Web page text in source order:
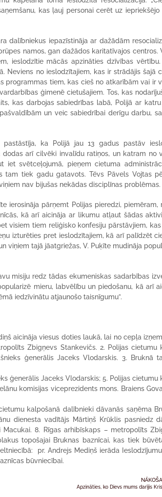
kas ļauj personai cerēt uz
dalībniekus iepazīstināja ar dažādām
namos, gan dažādos karitatīvajos centros.
ieslodzītie mācās apzināties dzīvības
Neviens no ieslodzītajiem, kas ir strādājis šajā
programmas tiem, kas cieš no atkarībām vai ir
ģimenē cietušajiem. Tos, kas
kas darbojas sabiedrības labā, Polijā ar
un veic sabiedrībai derīgu darbu,
ka Polijā jau 13 gadus pastāv
arī cilvēki invalīdu ratiņos, un katram no
svētceļojumā, pieņem cietuma
tam tiek gadu gatavots. Tēvs Pāvels Vojtas
nav bijušas nekādas disciplīnas problēmas.
ierosināja pārņemt Polijas pieredzi, piemēram,
kā arī aicināja ar likumu atļaut šādas
visiem tiem reliģisko konfesiju pārstāvjiem,
izturēties pret ieslodzītajiem, kā arī palīdzēt
viņiem tajā jāatgriežas, V. Puķīte mudināja
misiju redz tādas ekumeniskas sadarbības
mieru, labvēlību un piedošanu, kā arī
iedzīvinātu atjaunošo taisnīgumu”.
aicināja viesus doties laukā, lai no cepļa
Zbigņevs Stankevičs. 2. Polijas cietumu
ģenerālis Jaceks Vlodarskis. 3. Bruknā
ģenerālis Jaceks Vlodarskis; 5. Polijas cietumu
komisijas viceprezidents mons. Braiens
kalpošanā dalībnieki dāvanās saņēma
dienesta vadītājs Mārtiņš Krūklis pasniedz
8. Rīgas arhibīskaps – metropolīts
topošajai Bruknas baznīcai, kas tiek
pr. Andrejs Mediņš ierāda
būvniecībai.
Apzināties, ko Dievs mums darījis